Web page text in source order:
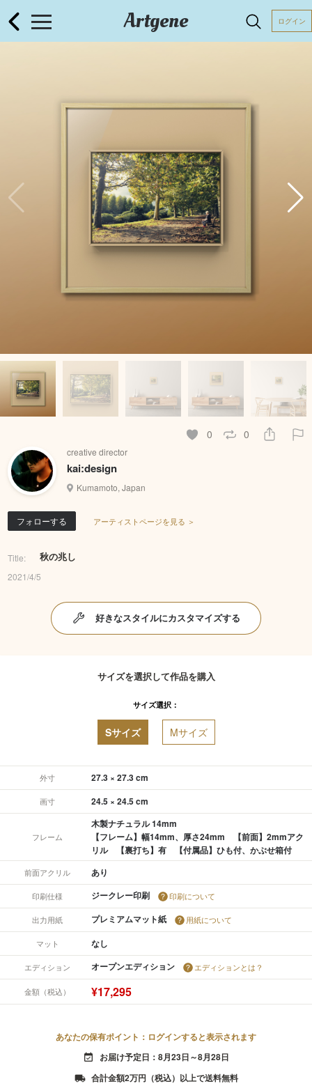
Artgene ログイン
0 0
creative director
kai:design
Kumamoto, Japan
フォローする アーティストページを見る ＞
Title: 秋の兆し
2021/4/5
好きなスタイルにカスタマイズする
サイズを選択して作品を購入
サイズ選択：
Sサイズ Mサイズ
外寸 27.3 × 27.3 cm
画寸 24.5 × 24.5 cm
フレーム
木製ナチュラル 14mm
【フレーム】幅14mm、厚さ24mm 【前面】2mmアク
リル 【裏打ち】有 【付属品】ひも付、かぶせ箱付
前面アクリル あり
印刷仕様 ジークレー印刷 印刷について
出力用紙 プレミアムマット紙 用紙について
マット なし
エディション オープンエディション エディションとは？
金額（税込） ¥17,295
あなたの保有ポイント：ログインすると表示されます
event_available お届け予定日：8月23日～8月28日
local_shipping 合計金額2万円（税込）以上で送料無料